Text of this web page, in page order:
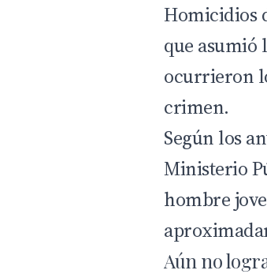
Homicidios
que asumió
ocurrieron
crimen.
Según los
Ministerio
hombre
Aún no